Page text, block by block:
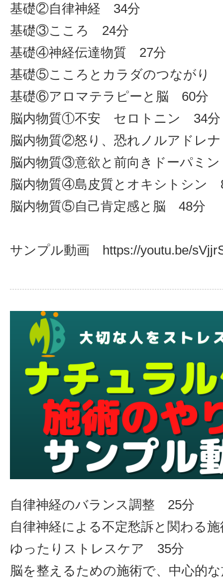
基礎②自律神経 34分
基礎③こころ 24分
基礎④神経伝達物質 27分
基礎⑤こころとカラダのつながり
基礎⑥アロマテラピーと脳 60分
脳内物質①不安 セロトニン 34分
脳内物質②怒り、恐れノルアドレ
脳内物質③意欲と前向きドーパミ
脳内物質④島皮質とオキシトシン
脳内物質⑤自己肯定感と脳 48分
サンプル動画 https://youtu.be/
自律神経のバランス調整 25分
自律神経による不定愁訴と関わる
ゆったりストレスケア 35分
脳を整えるための施術で、中心的